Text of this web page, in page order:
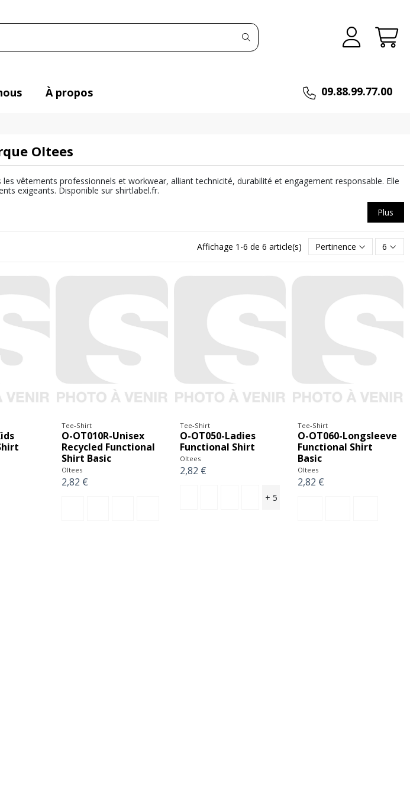
À propos 09.88.99.77.00
Oltees
vêtements professionnels et workwear, alliant technicité, durabilité et engagement responsable. Elle
exigeants. Disponible sur shirtlabel.fr.
Plus
Affichage 1-6 de 6 article(s) Pertinence 6
Tee-Shirt
O-OT010R-Unisex
Recycled Functional
Shirt Basic
Oltees
2,82 €
Tee-Shirt
O-OT050-Ladies
Functional Shirt
Oltees
2,82 €
+ 5
Tee-Shirt
O-OT060-Longsleeve
Functional Shirt
Basic
Oltees
2,82 €